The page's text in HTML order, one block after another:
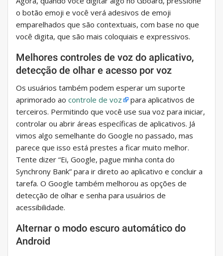
o botão emoji e você verá adesivos de emoji
emparelhados que são contextuais, com base no que
você digita, que são mais coloquiais e expressivos.
Melhores controles de voz do aplicativo,
detecção de olhar e acesso por voz
Os usuários também podem esperar um suporte
aprimorado ao controle de voz
para aplicativos de
terceiros. Permitindo que você use sua voz para iniciar,
controlar ou abrir áreas específicas de aplicativos. Já
vimos algo semelhante do Google no passado, mas
parece que isso está prestes a ficar muito melhor.
Tente dizer “Ei, Google, pague minha conta do
Synchrony Bank” para ir direto ao aplicativo e concluir a
tarefa. O Google também melhorou as opções de
detecção de olhar e senha para usuários de
acessibilidade.
Alternar o modo escuro automático do
Android